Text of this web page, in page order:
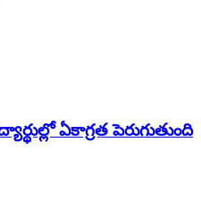
ఏకాగ్రత పెరుగుతుంది